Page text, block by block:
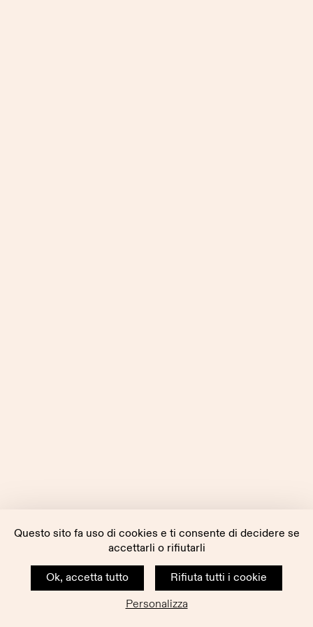
Questo sito fa uso di cookies e ti consente di decidere se
accettarli o rifiutarli
Ok, accetta tutto
Rifiuta tutti i cookie
Personalizza